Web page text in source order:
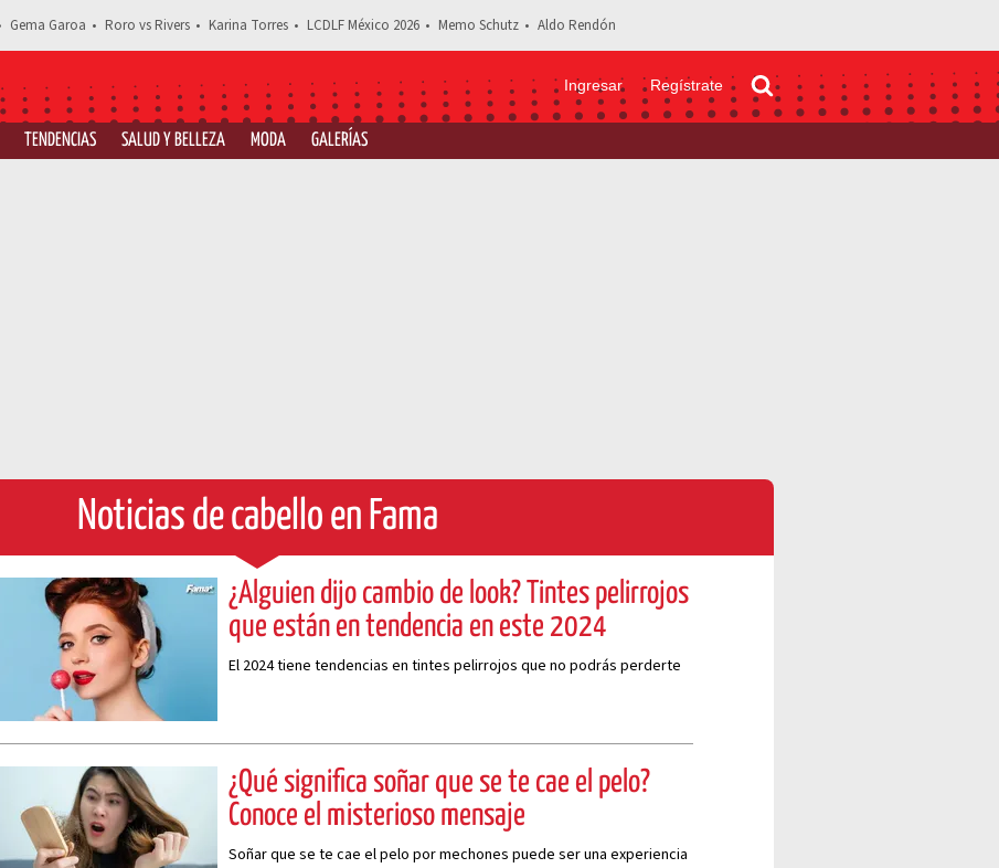
Gema Garoa Roro vs Rivers Karina Torres LCDLF México 2026 Memo Schutz Aldo Rendón
Ingresar Regístrate
TENDENCIAS SALUD Y BELLEZA MODA GALERÍAS
Noticias de cabello en Fama
¿Alguien dijo cambio de look? Tintes pelirrojos
que están en tendencia en este 2024
El 2024 tiene tendencias en tintes pelirrojos que no podrás perderte
¿Qué significa soñar que se te cae el pelo?
Conoce el misterioso mensaje
Soñar que se te cae el pelo por mechones puede ser una experiencia